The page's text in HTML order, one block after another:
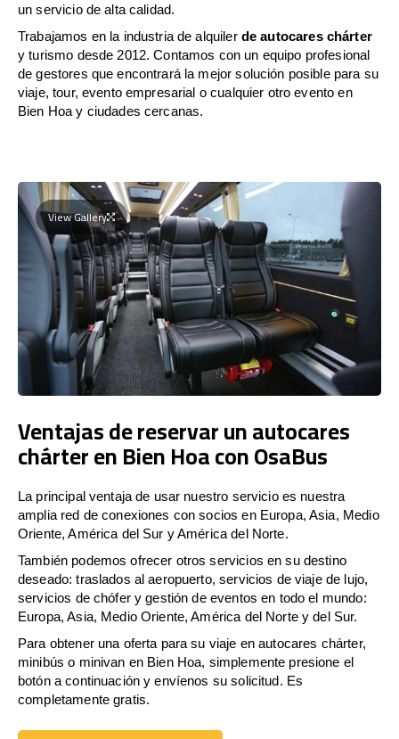
un servicio de alta calidad.
Trabajamos en la industria de alquiler de autocares chárter
y turismo desde 2012. Contamos con un equipo profesional
de gestores que encontrará la mejor solución posible para su
viaje, tour, evento empresarial o cualquier otro evento en
Bien Hoa y ciudades cercanas.
View Gallery
Ventajas de reservar un autocares
chárter en Bien Hoa con OsaBus
La principal ventaja de usar nuestro servicio es nuestra
amplia red de conexiones con socios en Europa, Asia, Medio
Oriente, América del Sur y América del Norte.
También podemos ofrecer otros servicios en su destino
deseado: traslados al aeropuerto, servicios de viaje de lujo,
servicios de chófer y gestión de eventos en todo el mundo:
Europa, Asia, Medio Oriente, América del Norte y del Sur.
Para obtener una oferta para su viaje en autocares chárter,
minibús o minivan en Bien Hoa, simplemente presione el
botón a continuación y envíenos su solicitud. Es
completamente gratis.